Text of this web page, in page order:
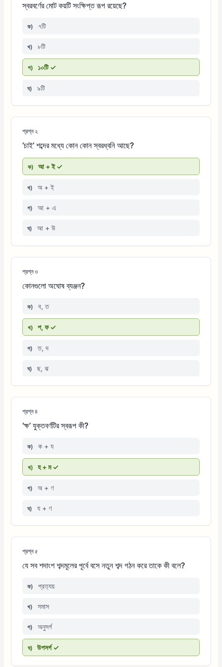
স্বরবর্ণের মোট কয়টি সংক্ষিপ্ত রূপ রয়েছে?
ক) ৭টি
খ) ৮টি
গ) ১০টি ✓
ঘ) ৯টি
প্রশ্ন ২
‘চাই’ শব্দের মধ্যে কোন কোন স্বরধ্বনি আছে?
ক) আ + ই ✓
খ) অ + ই
গ) আ + এ
ঘ) আ + উ
প্রশ্ন ৩
কোনগুলো অঘোষ ব্যঞ্জন?
ক) ব, ত
খ) প, ফ ✓
গ) ত, দ
ঘ) ছ, ঝ
প্রশ্ন ৪
‘ক্ষ’ যুক্তবর্ণটির স্বরূপ কী?
ক) ক + য
খ) হ + ম ✓
গ) অ + ণ
ঘ) য + ণ
প্রশ্ন ৫
যে সব শদাংশ শব্দমূলের পূর্বে বসে নতুন শব্দ গঠন করে তাকে কী বলে?
ক) প্রত্যয়
খ) সমাস
গ) অনুসর্গ
ঘ) উপসর্গ ✓